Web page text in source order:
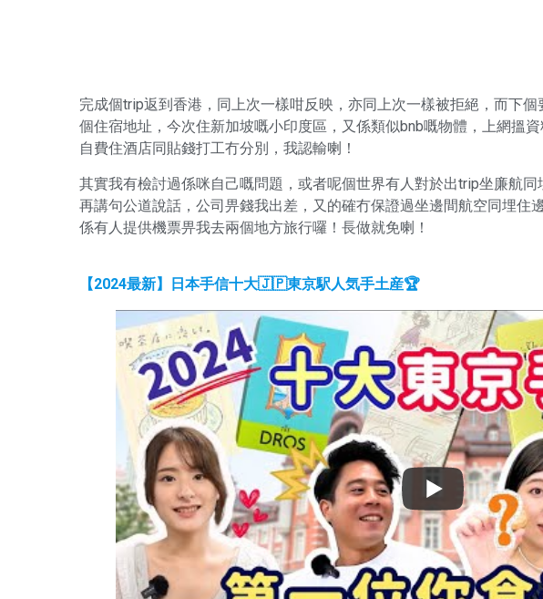
完成個trip返到香港，同上次一樣咁反映，亦同上次一樣被拒絕，而下
個住宿地址，今次住新加坡嘅小印度區，又係類似bnb嘅物體，上網搵
自費住酒店同貼錢打工冇分別，我認輸喇！
其實我有檢討過係咪自己嘅問題，或者呢個世界有人對於出trip坐廉航同
再講句公道說話，公司畀錢我出差，又的確冇保證過坐邊間航空同埋住
係有人提供機票畀我去兩個地方旅行囉！長做就免喇！
【2024最新】日本手信十大🇯🇵東京駅人気手土産🏆